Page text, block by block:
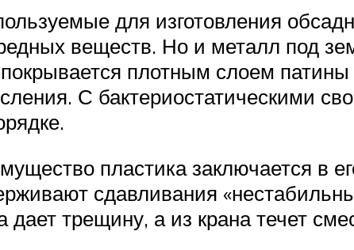
для изготовления
веществ. Но и металл под
плотным слоем
С бактериостатическими
пластика заключается в
сдавливания
дает трещину, а из крана течет